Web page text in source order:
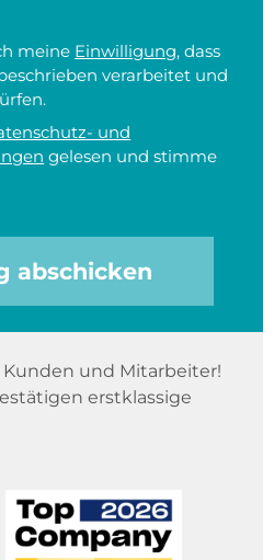
meine Einwilligung, dass
verarbeitet und
und
gelesen und stimme
abschicken
und Mitarbeiter!
erstklassige